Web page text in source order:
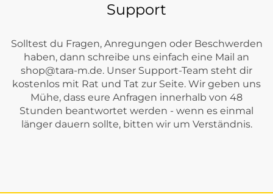
Support
Solltest du Fragen, Anregungen oder Beschwerden
haben, dann schreibe uns einfach eine Mail an
shop@tara-m.de. Unser Support-Team steht dir
kostenlos mit Rat und Tat zur Seite. Wir geben uns
Mühe, dass eure Anfragen innerhalb von 48
Stunden beantwortet werden - wenn es einmal
länger dauern sollte, bitten wir um Verständnis.